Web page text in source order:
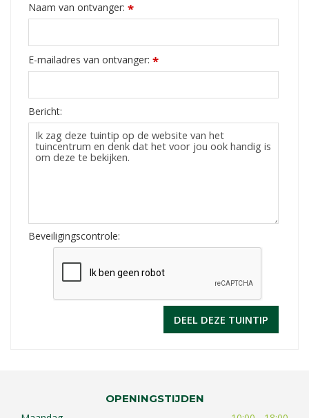
Naam van ontvanger: *
E-mailadres van ontvanger: *
Bericht:
Beveiligingscontrole:
OPENINGSTIJDEN